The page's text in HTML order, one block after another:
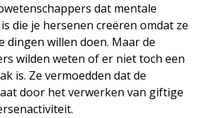
dat mentale
die je hersenen creëren omdat ze
dingen willen doen. Maar de
wilden weten of er niet toch een
is. Ze vermoedden dat de
door het verwerken van giftige